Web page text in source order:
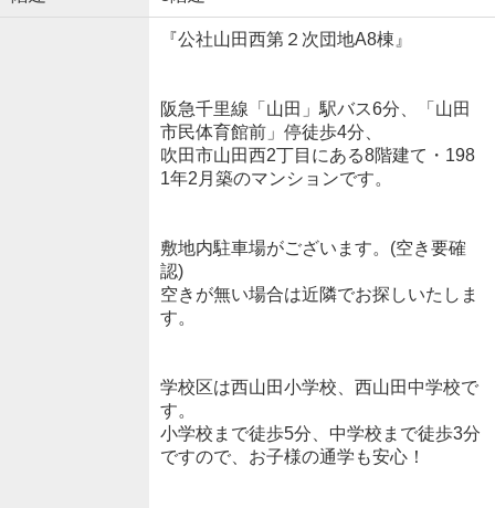
『公社山田西第２次団地A8棟』
阪急千里線「山田」駅バス6分、「山田
市民体育館前」停徒歩4分、
吹田市山田西2丁目にある8階建て・198
1年2月築のマンションです。
敷地内駐車場がございます。(空き要確
認)
空きが無い場合は近隣でお探しいたしま
す。
学校区は西山田小学校、西山田中学校で
す。
小学校まで徒歩5分、中学校まで徒歩3分
ですので、お子様の通学も安心！